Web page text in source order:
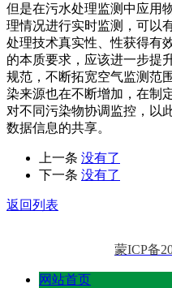
但是在污水处理监测中应用
理情况进行实时监测，可以
处理技术真实性、性获得有
的本质要求，应该进一步提
规范，不断拓宽空气监测范
染来源也在不断增加，在制
对不同污染物协调监控，以
数据信息的共享。
上一条 没有了
下一条 没有了
返回列表
蒙ICP备
网站首页